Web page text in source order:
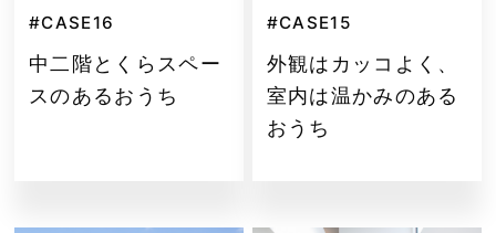
#CASE16
中二階とくらスペー
スのあるおうち
#CASE15
外観はカッコよく、
室内は温かみのある
おうち